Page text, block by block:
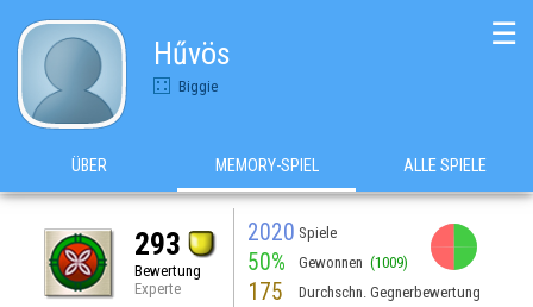
Hűvös
Biggie
☰
ÜBER MEMORY-SPIEL ALLE SPIELE
293
Bewertung
Experte
2020 Spiele
50% Gewonnen (1009)
175 Durchschn. Gegnerbewertung